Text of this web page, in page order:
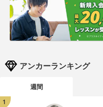
アンカーランキング
週間
1